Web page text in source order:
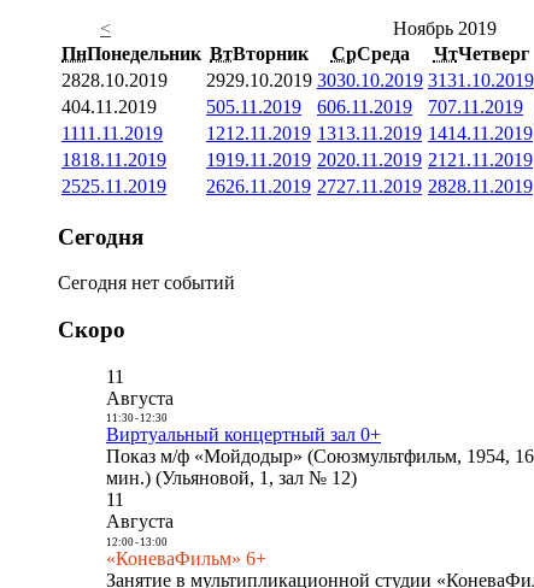
<
Ноябрь 2019
ПнПонедельник ВтВторник СрСреда ЧтЧетверг
2828.10.2019 2929.10.2019 3030.10.2019 3131.10.2019
404.11.2019 505.11.2019 606.11.2019 707.11.2019
1111.11.2019 1212.11.2019 1313.11.2019 1414.11.2019
1818.11.2019 1919.11.2019 2020.11.2019 21 21.11.2019
2525.11.2019 2626.11.2019 2727.11.2019 2828.11.2019
Сегодня
Сегодня нет событий
Скоро
11
Августа
11:30- 12:30
Виртуальный концертный зал 0+
Показ м/ф «Мойдодыр» (Союзмультфильм, 1954,
мин.) (Ульяновой, 1, зал № 12)
11
Августа
12:00- 13:00
«КоневаФильм» 6+
Занятие в мультипликационной студии